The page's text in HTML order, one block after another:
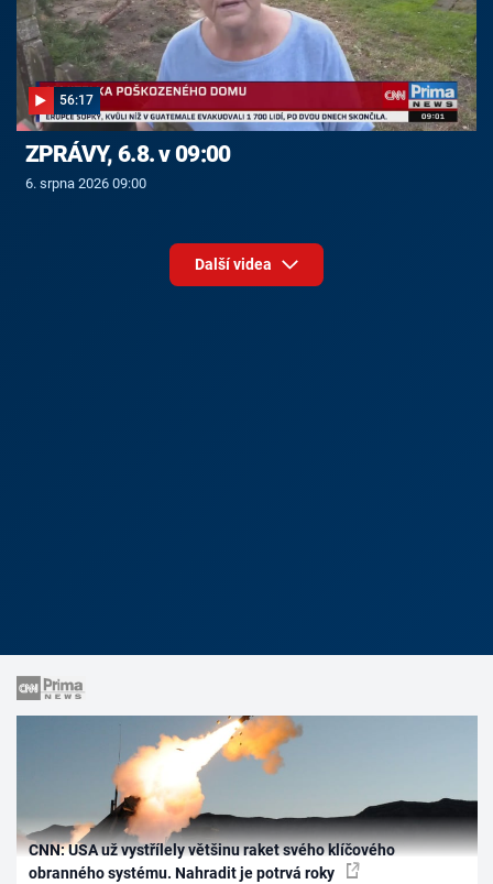
56:17
ZPRÁVY, 6.8. v 09:00
6. srpna 2026 09:00
Další videa
CNN: USA už vystřílely většinu raket svého klíčového
obranného systému. Nahradit je potrvá roky